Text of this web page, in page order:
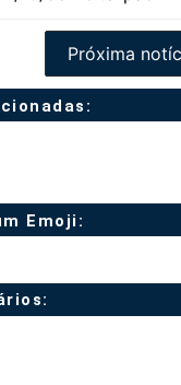
Próxima
Emoji: